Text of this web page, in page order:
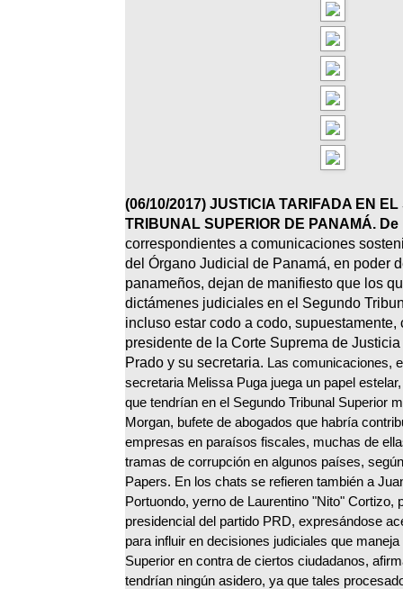
(06/10/2017) JUSTICIA TARIFADA EN EL
TRIBUNAL SUPERIOR DE PANAMÁ.
correspondientes a comunicaciones
del Órgano Judicial de Panamá, en poder
panameños, dejan de manifiesto que los
dictámenes judiciales en el Segundo
incluso estar codo a codo, supuestamente,
presidente de la Corte Suprema de
Prado y su secretaria. Las comunicaciones,
secretaria Melissa Puga juega un papel
que tendrían en el Segundo Tribunal Superior
Morgan, bufete de abogados que habría
empresas en paraísos fiscales, muchas de
tramas de corrupción en algunos países,
Papers. En los chats se refieren también a
Portuondo, yerno de Laurentino "Nito" Cortizo,
presidencial del partido PRD, expresándose
para influir en decisiones judiciales que
Superior en contra de ciertos ciudadanos,
tendrían ningún asidero, ya que tales